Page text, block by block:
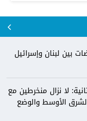
بين لبنان وإسرائيل
لا نزال منخرطين مع
الأوسط والوضع